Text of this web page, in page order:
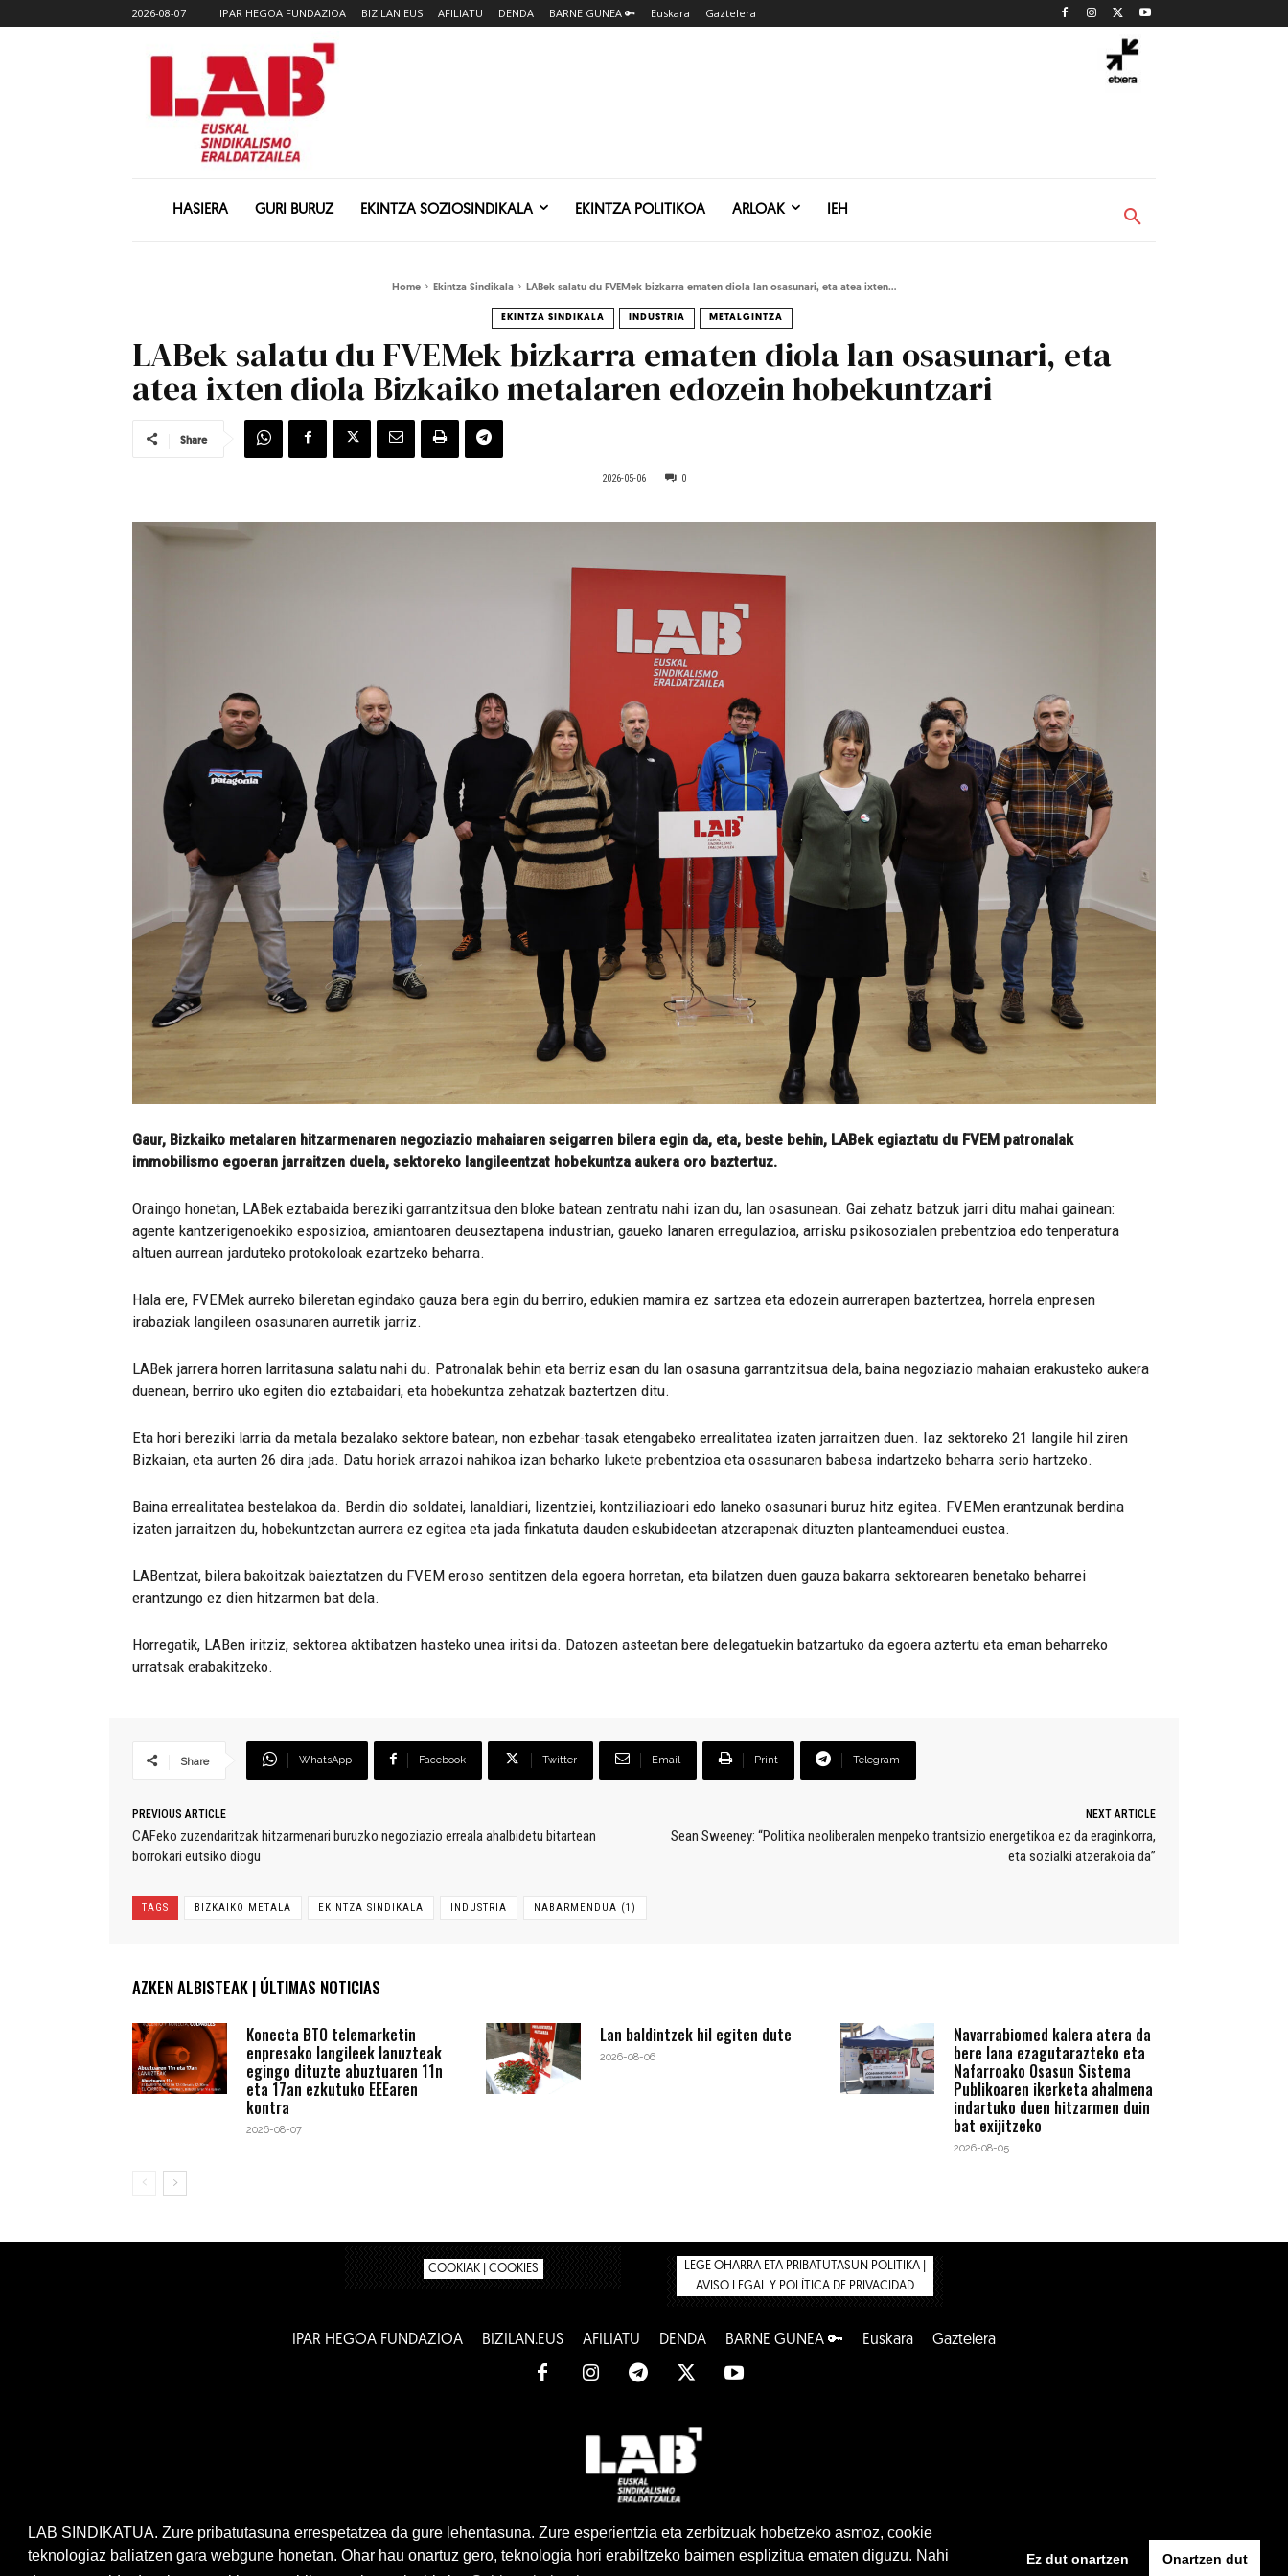
2026-08-07 IPAR HEGOA FUNDAZIOA BIZILAN.EUS AFILIATU DENDA BARNE GUNEA 🔑 Euskara Gaztelera
HASIERA GURI BURUZ EKINTZA SOZIOSINDIKALA EKINTZA POLITIKOA ARLOAK IEH
Home Ekintza Sindikala LABek salatu du FVEMek bizkarra ematen diola lan osasunari, eta atea ixten...
EKINTZA SINDIKALA INDUSTRIA METALGINTZA
LABek salatu du FVEMek bizkarra ematen diola lan osasunari, eta
atea ixten diola Bizkaiko metalaren edozein hobekuntzari
Share
2026-05-06 0
Gaur, Bizkaiko metalaren hitzarmenaren negoziazio mahaiaren seigarren bilera egin da, eta, beste behin, LABek egiaztatu du FVEM patronalak
immobilismo egoeran jarraitzen duela, sektoreko langileentzat hobekuntza aukera oro baztertuz.
Oraingo honetan, LABek eztabaida bereziki garrantzitsua den bloke batean zentratu nahi izan du, lan osasunean. Gai zehatz batzuk jarri ditu mahai gainean:
agente kantzerigenoekiko esposizioa, amiantoaren deuseztapena industrian, gaueko lanaren erregulazioa, arrisku psikosozialen prebentzioa edo tenperatura
altuen aurrean jarduteko protokoloak ezartzeko beharra.
Hala ere, FVEMek aurreko bileretan egindako gauza bera egin du berriro, edukien mamira ez sartzea eta edozein aurrerapen baztertzea, horrela enpresen
irabaziak langileen osasunaren aurretik jarriz.
LABek jarrera horren larritasuna salatu nahi du. Patronalak behin eta berriz esan du lan osasuna garrantzitsua dela, baina negoziazio mahaian erakusteko aukera
duenean, berriro uko egiten dio eztabaidari, eta hobekuntza zehatzak baztertzen ditu.
Eta hori bereziki larria da metala bezalako sektore batean, non ezbehar-tasak etengabeko errealitatea izaten jarraitzen duen. Iaz sektoreko 21 langile hil ziren
Bizkaian, eta aurten 26 dira jada. Datu horiek arrazoi nahikoa izan beharko lukete prebentzioa eta osasunaren babesa indartzeko beharra serio hartzeko.
Baina errealitatea bestelakoa da. Berdin dio soldatei, lanaldiari, lizentziei, kontziliazioari edo laneko osasunari buruz hitz egitea. FVEMen erantzunak berdina
izaten jarraitzen du, hobekuntzetan aurrera ez egitea eta jada finkatuta dauden eskubideetan atzerapenak dituzten planteamenduei eustea.
LABentzat, bilera bakoitzak baieztatzen du FVEM eroso sentitzen dela egoera horretan, eta bilatzen duen gauza bakarra sektorearen benetako beharrei
erantzungo ez dien hitzarmen bat dela.
Horregatik, LABen iritziz, sektorea aktibatzen hasteko unea iritsi da. Datozen asteetan bere delegatuekin batzartuko da egoera aztertu eta eman beharreko
urratsak erabakitzeko.
Share WhatsApp Facebook Twitter Email Print Telegram
PREVIOUS ARTICLE
CAFeko zuzendaritzak hitzarmenari buruzko negoziazio erreala ahalbidetu bitartean
borrokari eutsiko diogu
NEXT ARTICLE
Sean Sweeney: “Politika neoliberalen menpeko trantsizio energetikoa ez da eraginkorra,
eta sozialki atzerakoia da”
TAGS BIZKAIKO METALA EKINTZA SINDIKALA INDUSTRIA NABARMENDUA (1)
AZKEN ALBISTEAK | ÚLTIMAS NOTICIAS
Konecta BTO telemarketin
enpresako langileek lanuzteak
egingo dituzte abuztuaren 11n
eta 17an ezkutuko EEEaren
kontra
2026-08-07
Lan baldintzek hil egiten dute
2026-08-06
Navarrabiomed kalera atera da
bere lana ezagutarazteko eta
Nafarroako Osasun Sistema
Publikoaren ikerketa ahalmena
indartuko duen hitzarmen duin
bat exijitzeko
2026-08-05
COOKIAK | COOKIES
LEGE OHARRA ETA PRIBATUTASUN POLITIKA |
AVISO LEGAL Y POLÍTICA DE PRIVACIDAD
IPAR HEGOA FUNDAZIOA BIZILAN.EUS AFILIATU DENDA BARNE GUNEA 🔑 Euskara Gaztelera
www.lab.eus
Euskara Gaztelera
LAB SINDIKATUA. Zure pribatutasuna errespetatzea da gure lehentasuna. Zure esperientzia eta zerbitzuak hobetzeko asmoz, cookie
teknologiaz baliatzen gara webgune honetan. Ohar hau onartuz gero, teknologia hori erabiltzeko baimen esplizitua ematen diguzu. Nahi
Ez dut onartzen Onartzen dut